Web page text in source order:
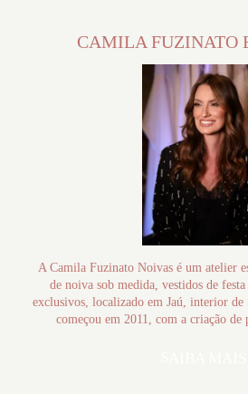
CAMILA FUZINATO
A Camila Fuzinato Noivas é um atelier
de noiva sob medida, vestidos de
exclusivos, localizado em Jaú, interior de
começou em 2011, com a criação de